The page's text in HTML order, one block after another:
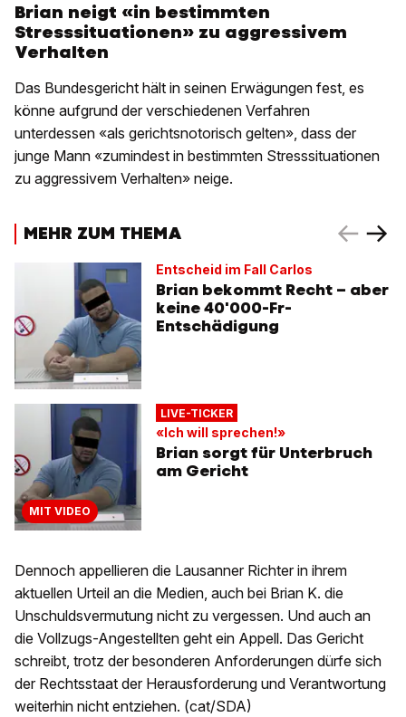
Brian neigt «in bestimmten
Stresssituationen» zu aggressivem
Verhalten
Das Bundesgericht hält in seinen Erwägungen fest, es
könne aufgrund der verschiedenen Verfahren
unterdessen «als gerichtsnotorisch gelten», dass der
junge Mann «zumindest in bestimmten Stresssituationen
zu aggressivem Verhalten» neige.
MEHR ZUM THEMA
Entscheid im Fall Carlos
Brian bekommt Recht – aber
keine 40'000-Fr-
Entschädigung
MIT VIDEO
LIVE-TICKER
«Ich will sprechen!»
Brian sorgt für Unterbruch
am Gericht
Dennoch appellieren die Lausanner Richter in ihrem
aktuellen Urteil an die Medien, auch bei Brian K. die
Unschuldsvermutung nicht zu vergessen. Und auch an
die Vollzugs-Angestellten geht ein Appell. Das Gericht
schreibt, trotz der besonderen Anforderungen dürfe sich
der Rechtsstaat der Herausforderung und Verantwortung
weiterhin nicht entziehen. (cat/SDA)